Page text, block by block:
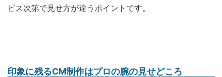
ビス次第で見せ方が違うポイントです。
印象に残るCM制作はプロの腕の見せどころ